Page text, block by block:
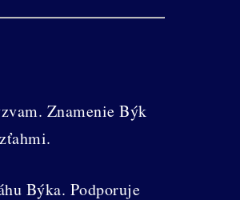
Znamenie Býk
Býka. Podporuje